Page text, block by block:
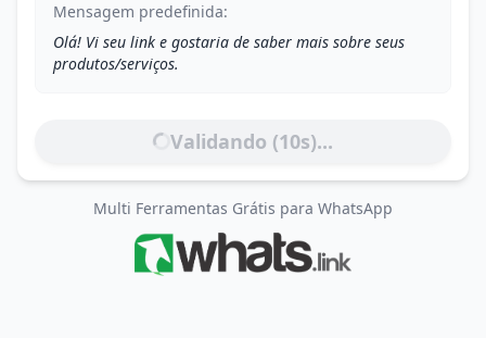
Mensagem predefinida:
Olá! Vi seu link e gostaria de saber mais sobre seus
produtos/serviços.
Validando (10s)...
Multi Ferramentas Grátis para WhatsApp